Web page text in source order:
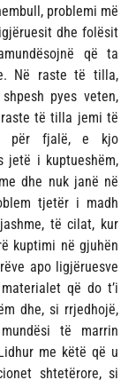
problemi më
dhe folësit
që ta
Në raste të tilla,
pyes veten,
raste të tilla jemi të
për fjalë, e kjo
jetë i kuptueshëm,
dhe nuk janë në
tjetër i madh
të cilat, kur
kuptimi në gjuhën
apo ligjëruesve
që do t’i
dhe, si rrjedhojë,
të marrin
me këtë që u
shtetërore, si